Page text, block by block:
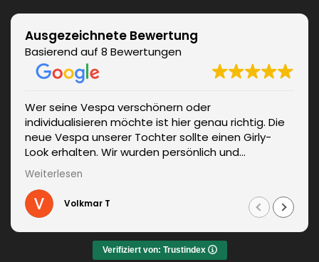
Ausgezeichnete Bewertung
Basierend auf 8 Bewertungen
Wer seine Vespa verschönern oder
individualisieren möchte ist hier genau richtig. Die
neue Vespa unserer Tochter sollte einen Girly-
Look erhalten. Wir wurden persönlich und
kompetent beraten. Die Lieferung erfolgte
unverzüglich. Weitere Änderungen waren auch kein
Problem und wurden sofort umgesetzt.
Informationen zum fachgerechten Anbringen sind
Das Ergebnis war jeden Euro wert. Vielen Dank!
Weiterlesen
Volkmar T
Verifiziert von: Trustindex